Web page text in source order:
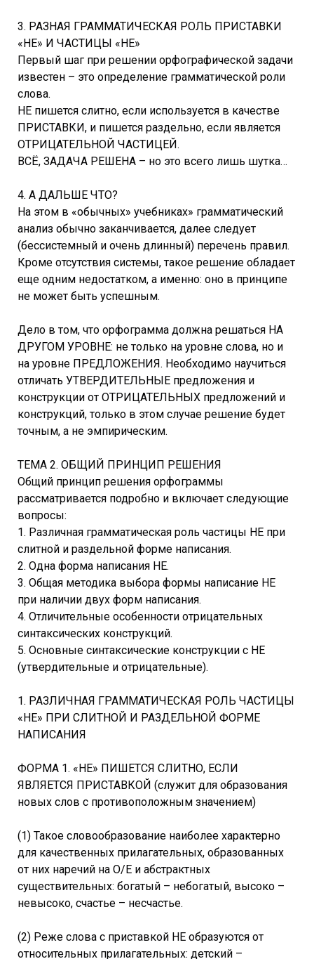
3. РАЗНАЯ ГРАММАТИЧЕСКАЯ РОЛЬ ПРИСТАВКИ
«НЕ» И ЧАСТИЦЫ «НЕ»
Первый шаг при решении орфографической задачи
известен – это определение грамматической роли
слова.
НЕ пишется слитно, если используется в качестве
ПРИСТАВКИ, и пишется раздельно, если является
ОТРИЦАТЕЛЬНОЙ ЧАСТИЦЕЙ.
ВСЁ, ЗАДАЧА РЕШЕНА – но это всего лишь шутка…
4. А ДАЛЬШЕ ЧТО?
На этом в «обычных» учебниках» грамматический
анализ обычно заканчивается, далее следует
(бессистемный и очень длинный) перечень правил.
Кроме отсутствия системы, такое решение обладает
еще одним недостатком, а именно: оно в принципе
не может быть успешным.
Дело в том, что орфограмма должна решаться НА
ДРУГОМ УРОВНЕ: не только на уровне слова, но и
на уровне ПРЕДЛОЖЕНИЯ. Необходимо научиться
отличать УТВЕРДИТЕЛЬНЫЕ предложения и
конструкции от ОТРИЦАТЕЛЬНЫХ предложений и
конструкций, только в этом случае решение будет
точным, а не эмпирическим.
ТЕМА 2. ОБЩИЙ ПРИНЦИП РЕШЕНИЯ
Общий принцип решения орфограммы
рассматривается подробно и включает следующие
вопросы:
1. Различная грамматическая роль частицы НЕ при
слитной и раздельной форме написания.
2. Одна форма написания НЕ.
3. Общая методика выбора формы написание НЕ
при наличии двух форм написания.
4. Отличительные особенности отрицательных
синтаксических конструкций.
5. Основные синтаксические конструкции с НЕ
(утвердительные и отрицательные).
1. РАЗЛИЧНАЯ ГРАММАТИЧЕСКАЯ РОЛЬ ЧАСТИЦЫ
«НЕ» ПРИ СЛИТНОЙ И РАЗДЕЛЬНОЙ ФОРМЕ
НАПИСАНИЯ
ФОРМА 1. «НЕ» ПИШЕТСЯ СЛИТНО, ЕСЛИ
ЯВЛЯЕТСЯ ПРИСТАВКОЙ (служит для образования
новых слов с противоположным значением)
(1) Такое словообразование наиболее характерно
для качественных прилагательных, образованных
от них наречий на О/Е и абстрактных
существительных: богатый – небогатый, высоко –
невысоко, счастье – несчастье.
(2) Реже слова с приставкой НЕ образуются от
относительных прилагательных: детский –